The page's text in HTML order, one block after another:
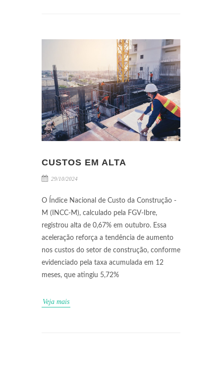
CUSTOS EM ALTA
29/10/2024
O Índice Nacional de Custo da Construção -
M (INCC-M), calculado pela FGV-Ibre,
registrou alta de 0,67% em outubro. Essa
aceleração reforça a tendência de aumento
nos custos do setor de construção, conforme
evidenciado pela taxa acumulada em 12
meses, que atingiu 5,72%
Veja mais